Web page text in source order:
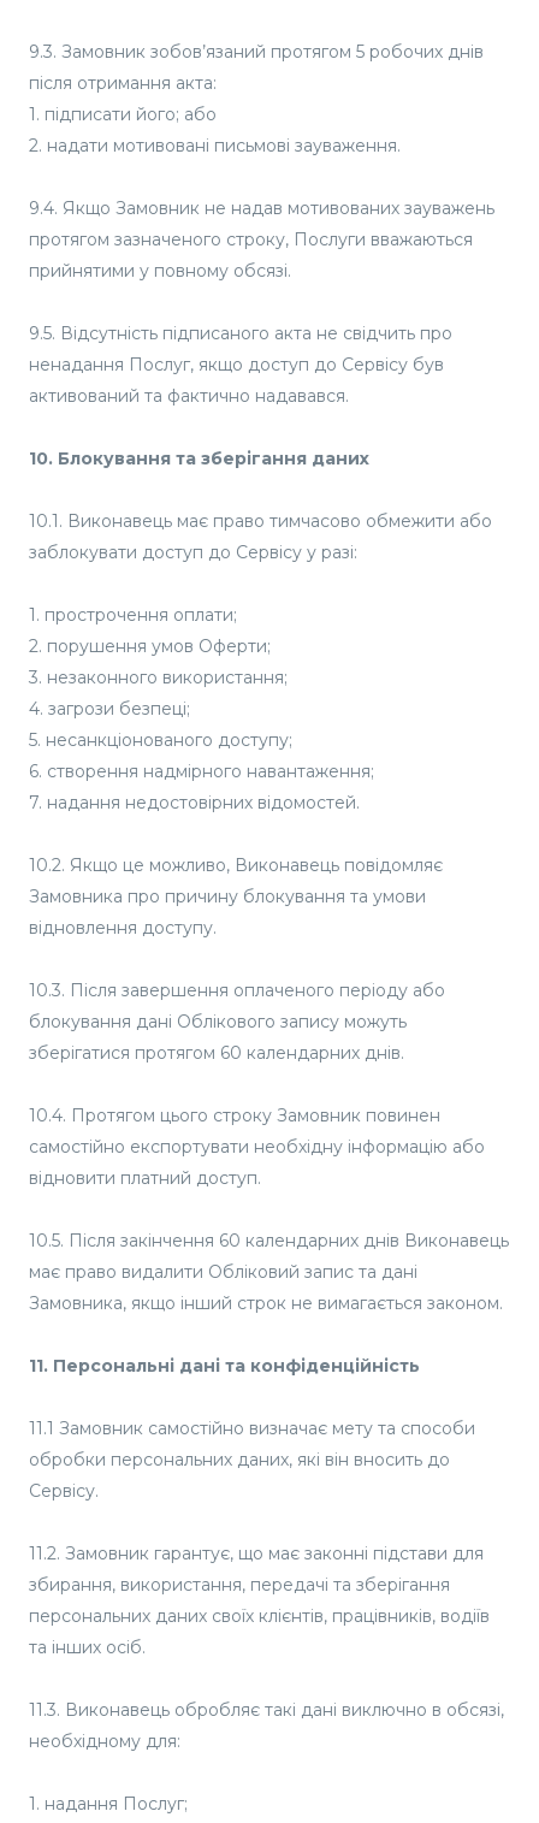
9.3. Замовник зобов’язаний протягом 5 робочих днів
після отримання акта:
1. підписати його; або
2. надати мотивовані письмові зауваження.
9.4. Якщо Замовник не надав мотивованих зауважень
протягом зазначеного строку, Послуги вважаються
прийнятими у повному обсязі.
9.5. Відсутність підписаного акта не свідчить про
ненадання Послуг, якщо доступ до Сервісу був
активований та фактично надавався.
10. Блокування та зберігання даних
10.1. Виконавець має право тимчасово обмежити або
заблокувати доступ до Сервісу у разі:
1. прострочення оплати;
2. порушення умов Оферти;
3. незаконного використання;
4. загрози безпеці;
5. несанкціонованого доступу;
6. створення надмірного навантаження;
7. надання недостовірних відомостей.
10.2. Якщо це можливо, Виконавець повідомляє
Замовника про причину блокування та умови
відновлення доступу.
10.3. Після завершення оплаченого періоду або
блокування дані Облікового запису можуть
зберігатися протягом 60 календарних днів.
10.4. Протягом цього строку Замовник повинен
самостійно експортувати необхідну інформацію або
відновити платний доступ.
10.5. Після закінчення 60 календарних днів Виконавець
має право видалити Обліковий запис та дані
Замовника, якщо інший строк не вимагається законом.
11. Персональні дані та конфіденційність
11.1 Замовник самостійно визначає мету та способи
обробки персональних даних, які він вносить до
Сервісу.
11.2. Замовник гарантує, що має законні підстави для
збирання, використання, передачі та зберігання
персональних даних своїх клієнтів, працівників, водіїв
та інших осіб.
11.3. Виконавець обробляє такі дані виключно в обсязі,
необхідному для:
1. надання Послуг;